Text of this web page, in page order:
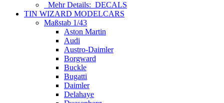
Mehr Details: DECALS
TIN WIZARD MODELCARS
Maßstab 1/43
Aston Martin
Audi
Austro-Daimler
Borgward
Buckle
Bugatti
Daimler
Delahaye